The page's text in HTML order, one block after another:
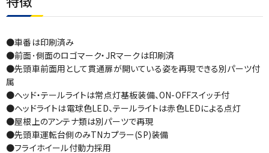
●車番は印刷済み
●前面･側面のロゴマーク・JRマークは印刷済
●先頭車前面用として貫通扉が開いている姿を再現できる別パーツ付
属
●へッド・テールライトは常点灯基板装備、ON-OFFスイッチ付
●ヘッドライトは電球色LED、テールライトは赤色LEDによる点灯
●屋根上のアンテナ類は別パーツで再現
●先頭車運転台側のみTNカプラー(SP)装備
●フライホイール付動力採用